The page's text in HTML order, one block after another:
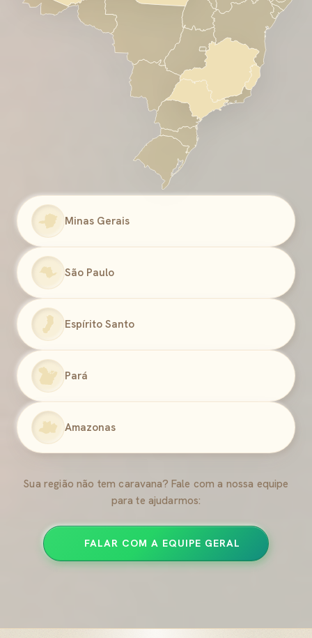
Minas Gerais
São Paulo
Espírito Santo
Pará
Amazonas
Sua região não tem caravana? Fale com a nossa equipe
para te ajudarmos:
FALAR COM A EQUIPE GERAL